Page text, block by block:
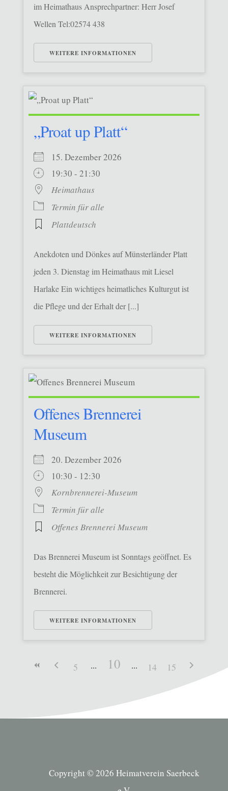
im Heimathaus Ansprechpartner: Herr Josef
Wellen Tel:02574 438
WEITERE INFORMATIONEN
„Proat up Platt“
15. Dezember 2026
19:30 - 21:30
Heimathaus
Termin für alle
Plattdeutsch
Anekdoten und Dönkes auf Münsterländer Platt
jeden 3. Dienstag im Heimathaus mit Liesel
Harlake Ein wichtiges heimatliches Kulturgut ist
die Pflege und der Erhalt der [...]
WEITERE INFORMATIONEN
Offenes Brennerei
Museum
20. Dezember 2026
10:30 - 12:30
Kornbrennerei-Museum
Termin für alle
Offenes Brennerei Museum
Das Brennerei Museum ist Sonntags geöffnet. Es
besteht die Möglichkeit zur Besichtigung der
Brennerei.
WEITERE INFORMATIONEN
5 10 14 15
Copyright © 2026 Heimatverein Saerbeck